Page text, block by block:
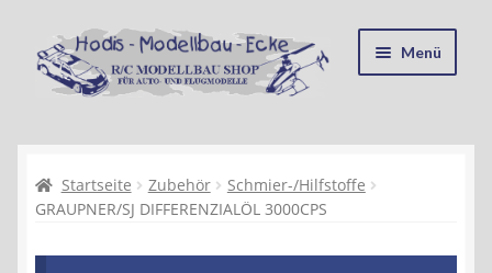
Zur
Navigation
springen
Zum
Inhalt
springen
Menü
KasseStartseite Zubehör
Schmier-/Hilfstoffe
GRAUPNER/SJ DIFFERENZIALÖL 3000CPS